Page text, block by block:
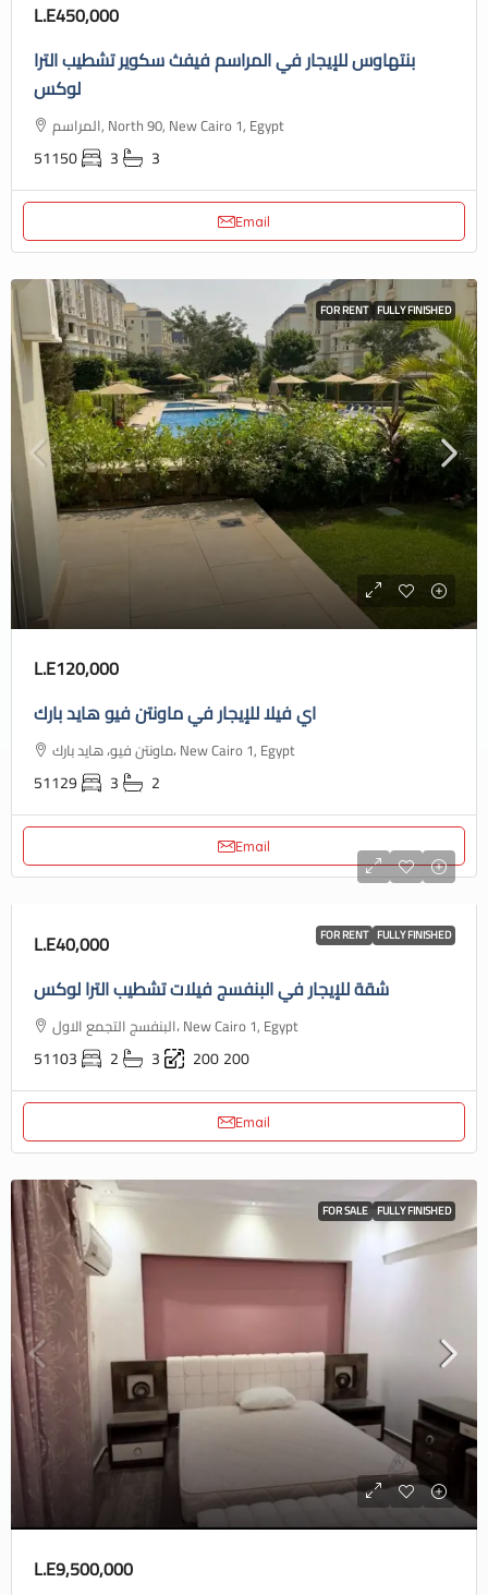
L.E450,000
بنتهاوس للإيجار في المراسم فيفث سكوير تشطيب الترا
لوكس
المراسم, North 90, New Cairo 1, Egypt
51150 3 3
Email
FOR RENT FULLY FINISHED
L.E120,000
اي فيلا للإيجار في ماونتن فيو هايد بارك
ماونتن فيو، هايد بارك، New Cairo 1, Egypt
51129 3 2
Email
FOR RENT FULLY FINISHED
L.E40,000
شقة للإيجار في البنفسج فيلات تشطيب الترا لوكس
البنفسج التجمع الاول، New Cairo 1, Egypt
51103 2 3 200200
Email
FOR SALE FULLY FINISHED
L.E9,500,000